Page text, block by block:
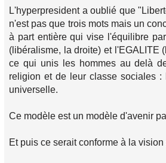
L'hyperpresident a oublié que
n'est pas que trois mots mais un
à part entière qui vise l'équilibre
(libéralisme, la droite) et l'EGALITE
ce qui unis les hommes au delà
religion et de leur classe sociales :
universelle.
Ce modèle est un modèle d'avenir
Et puis ce serait conforme à la